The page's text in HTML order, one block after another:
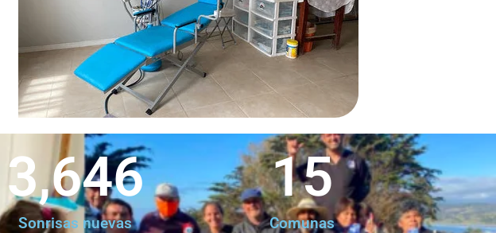
Sonrisas nuevas
3,646
Comunas
15